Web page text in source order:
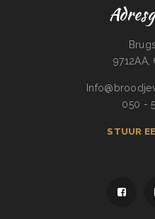
050 -
STUUR